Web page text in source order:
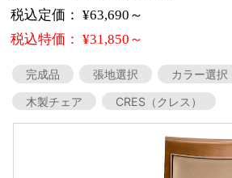
税込定価： ¥63,690～
税込特価： ¥31,850～
完成品 張地選択 カラー選択
木製チェア
CRES（クレス）